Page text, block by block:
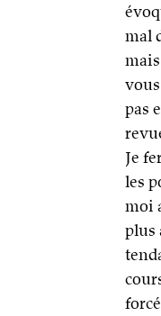
mal
pas
Je
les
moi
plus